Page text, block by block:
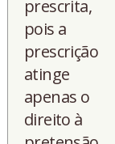
prescrita,
pois a
prescrição
atinge
apenas o
direito à